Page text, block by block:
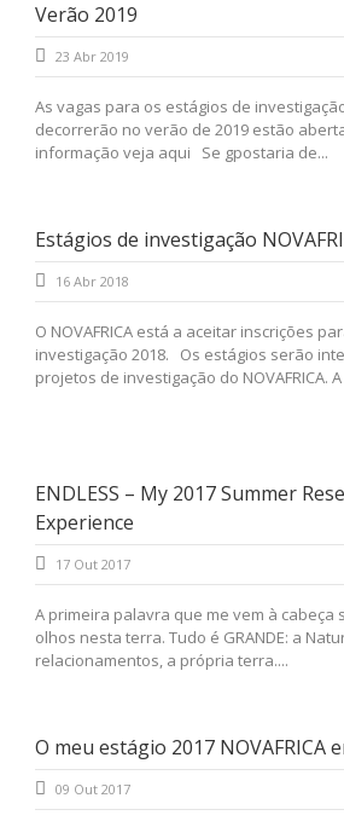
Verão 2019
23 Abr 2019
As vagas para os estágios de investigação
decorrerão no verão de 2019 estão
informação veja aqui Se gpostaria de...
Estágios de investigação
16 Abr 2018
O NOVAFRICA está a aceitar inscrições
investigação 2018. Os estágios serão
projetos de investigação do NOVAFRICA.
ENDLESS – My 2017 Summer
Experience
17 Out 2017
A primeira palavra que me vem à cabeça
olhos nesta terra. Tudo é GRANDE: a
relacionamentos, a própria terra....
O meu estágio 2017 NOVAFRICA
09 Out 2017